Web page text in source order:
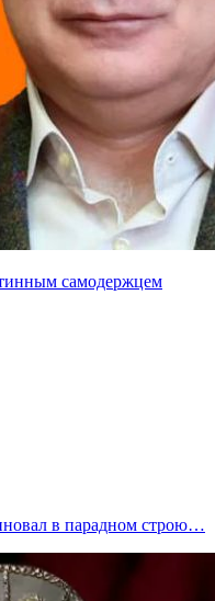
самодержцем
в парадном строю…